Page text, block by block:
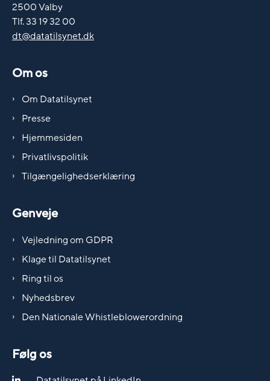
2500 Valby
Tlf. 33 19 32 00
dt@datatilsynet.dk
Om os
Om Datatilsynet
Presse
Hjemmesiden
Privatlivspolitik
Tilgængelighedserklæring
Genveje
Vejledning om GDPR
Klage til Datatilsynet
Ring til os
Nyhedsbrev
Den Nationale Whistleblowerordning
Følg os